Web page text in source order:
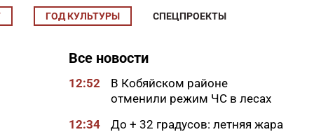
ГОД КУЛЬТУРЫ СПЕЦПРОЕКТЫ
Все новости
12:52
В Кобяйском районе
отменили режим ЧС в лесах
12:34
До + 32 градусов: летняя жара